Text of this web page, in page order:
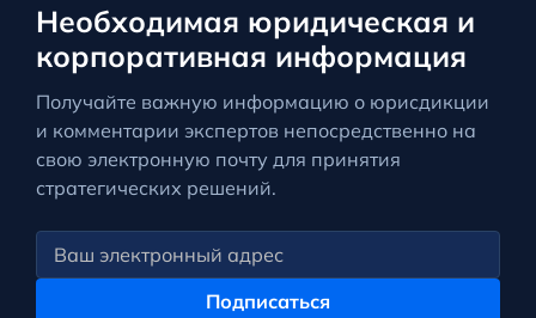
Необходимая юридическая и
корпоративная информация
Получайте важную информацию о юрисдикции
и комментарии экспертов непосредственно на
свою электронную почту для принятия
стратегических решений.
Подписаться